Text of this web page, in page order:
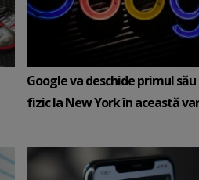
Google va deschide primul
fizic la New York în această